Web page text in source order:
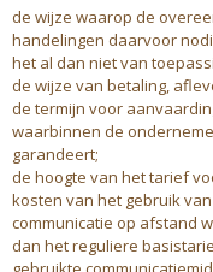
de wijze waarop de
handelingen daarvoor
het al dan niet van
de wijze van betaling,
de termijn voor
waarbinnen de
garandeert;
de hoogte van het tarief
kosten van het gebruik
communicatie op afstand
dan het reguliere